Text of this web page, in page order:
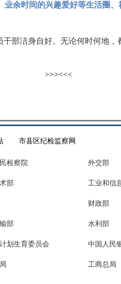
余时间的兴趣爱好等生活圈
洁身自好。无论何时何地，
>>><<<
市县区纪检监察网
检察院 外交部
部 工业和信
财政部
部 水利部
划生育委员会 中国人民
工商总局